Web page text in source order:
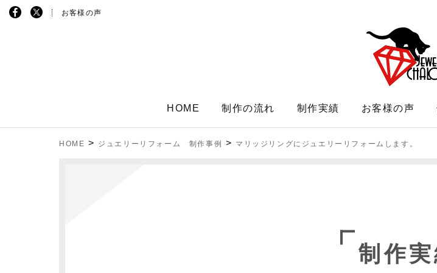
お客様の声
HOME 制作の流れ 制作実績 お客様の声
HOME > ジュエリーリフォーム 制作事例 > マリッジリングにジュエリーリフォームします。
制作